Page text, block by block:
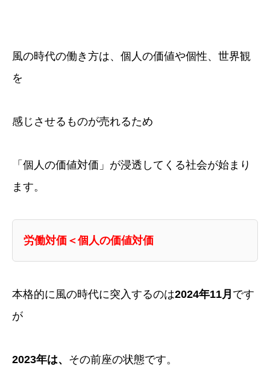
風の時代の働き方は、個人の価値や個性、世界観
を
感じさせるものが売れるため
「個人の価値対価」が浸透してくる社会が始まり
ます。
労働対価＜個人の価値対価
本格的に風の時代に突入するのは2024年11月 です
が
2023年は、 その前座の状態です。